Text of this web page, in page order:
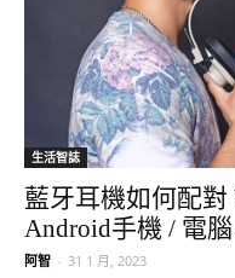
生活智誌
藍牙耳機如何配
Android手機 / 電
阿智 - 31 1 月, 2023